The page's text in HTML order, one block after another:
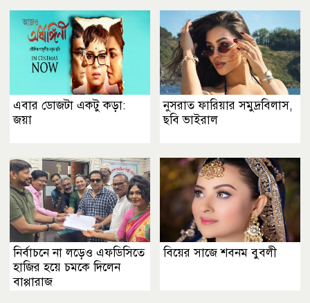
এবার ডোজটা একটু কড়া:
জয়া
নুসরাত ফারিয়ার সমুদ্রবিলাস,
ছবি ভাইরাল
নির্বাচনে না লড়েও এফডিসিতে
হাজির হয়ে চমকে দিলেন
বাপ্পারাজ
বিয়ের সাজে শবনম বুবলী